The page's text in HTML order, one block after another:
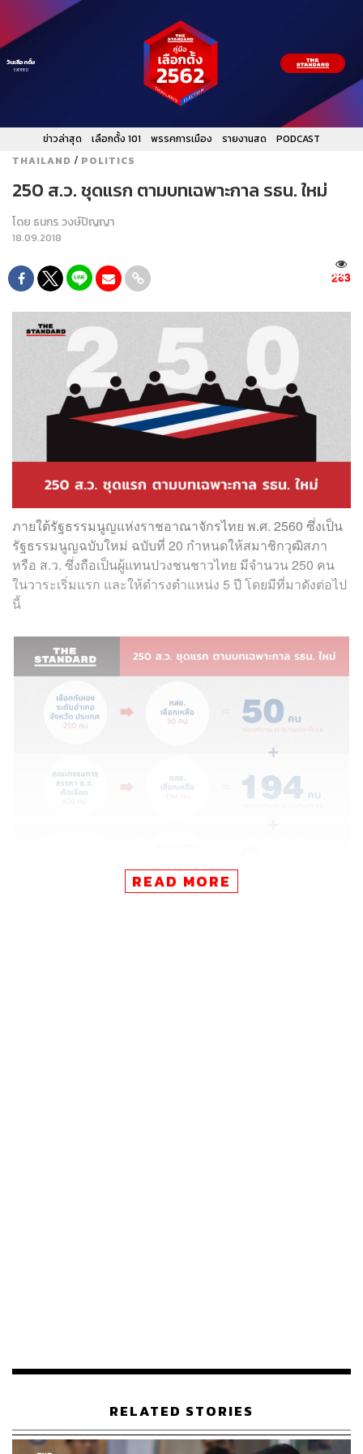
วันเลือกตั้ง
EXPIRED
ข่าวล่าสุด เลือกตั้ง 101 พรรคการเมือง รายงานสด
PODCAST
THAILAND / POLITICS
250 ส.ว. ชุดแรก ตามบทเฉพาะกาล รธน. ใหม่
โดย ธนกร วงษ์ปัญญา
18.09.2018
283
ภายใต้รัฐธรรมนูญแห่งราชอาณาจักรไทย พ.ศ. 2560 ซึ่งเป็น
รัฐธรรมนูญฉบับใหม่ ฉบับที่ 20 กำหนดให้สมาชิกวุฒิสภา
หรือ ส.ว. ซึ่งถือเป็นผู้แทนปวงชนชาวไทย มีจำนวน 250 คน
ในวาระเริ่มแรก และให้ดำรงตำแหน่ง 5 ปี โดยมีที่มาดังต่อไป
นี้
READ MORE
RELATED STORIES